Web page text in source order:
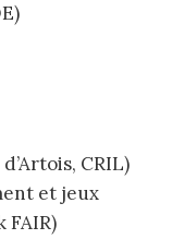
CRIL)
et jeux
FAIR)